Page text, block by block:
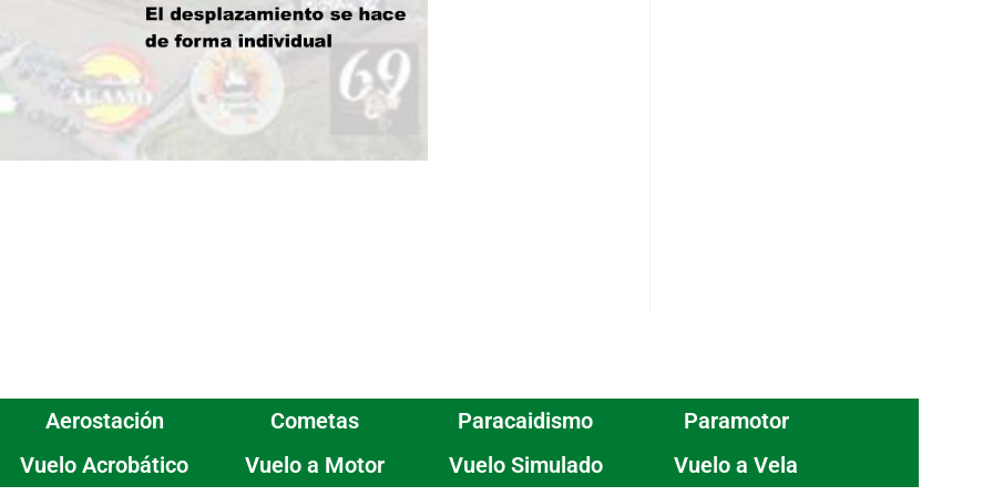
Aerostación Cometas Paracaidismo
Paramotor
Vuelo Acrobático Vuelo a Motor Vuelo Simulado Vuelo a Vela